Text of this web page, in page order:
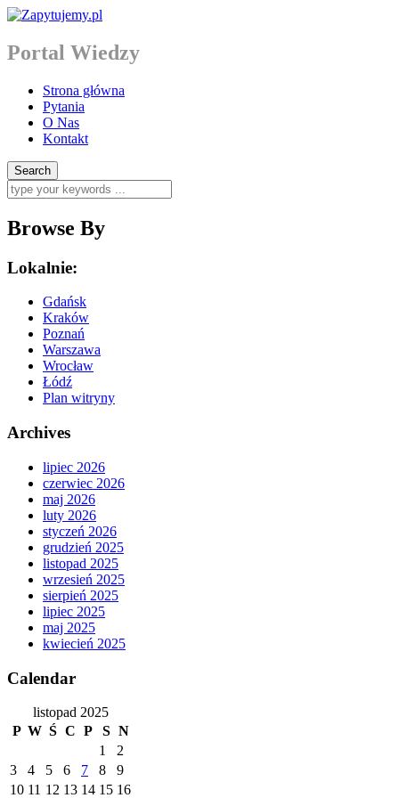
Portal Wiedzy
Strona główna
Pytania
O Nas
Kontakt
Browse By
Lokalnie:
Gdańsk
Kraków
Poznań
Warszawa
Wrocław
Łódź
Plan witryny
Archives
lipiec 2026
czerwiec 2026
maj 2026
luty 2026
styczeń 2026
grudzień 2025
listopad 2025
wrzesień 2025
sierpień 2025
lipiec 2025
maj 2025
kwiecień 2025
Calendar
listopad 2025
P W Ś C P S N
1
2
3
4 5 6 7 8
9
10 11 12 13 14 15 16